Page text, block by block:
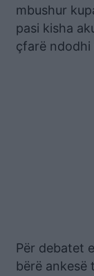
mbushur
pasi kisha
çfarë ndodhi
Për debatet
bërë ankesë